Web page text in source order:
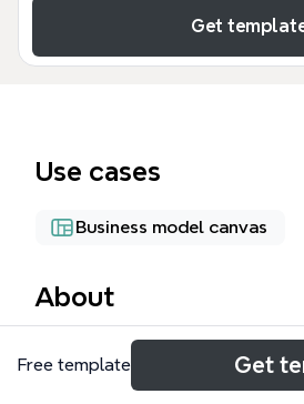
Get
Use cases
Business model canvas
About
A KAV mind map egy magyar
stratégiai és operatív modelljét
Free template Get